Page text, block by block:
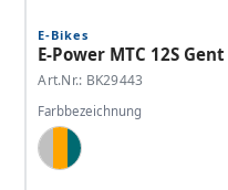
E-Bikes
E-Power MTC 12S Gent
Art.Nr.: BK29443
Farbbezeichnung
Light Blue Silver,